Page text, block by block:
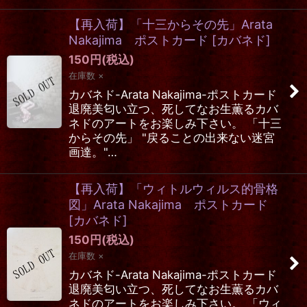
【再入荷】「十三からその先」Arata
Nakajima ポストカード [カバネド]
150 円 (税込)
在庫数 ×
カバネド-Arata Nakajima-ポストカード
退廃美匂い立つ、死してなお生薫るカバ
ネドのアートをお楽しみ下さい。 「十三
からその先」 "戻ることの出来ない迷宮
画達。"…
【再入荷】「ウィトルウィルス的骨格
図」Arata Nakajima ポストカード
[カバネド]
150 円 (税込)
在庫数 ×
カバネド-Arata Nakajima-ポストカード
退廃美匂い立つ、死してなお生薫るカバ
ネドのアートをお楽しみ下さい。 「ウィ